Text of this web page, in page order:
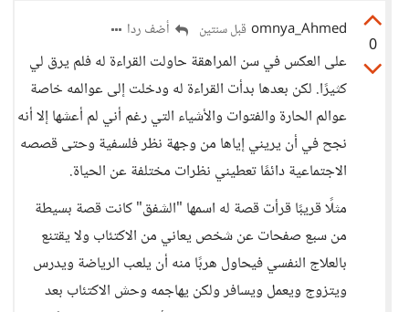
0
omnya_Ahmed قبل سنتين أضف ردا
على العكس في سن المراهقة حاولت القراءة له فلم يرق لي
كثيرًا. لكن بعدها بدأت القراءة له ودخلت إلى عوالمه خاصة
عوالم الحارة والفتوات والأشياء التي رغم أني لم أعشها إلا أنه
نجح في أن يريني إياها من وجهة نظر فلسفية وحتى قصصه
الاجتماعية دائمًا تعطيني نظرات مختلفة عن الحياة.
مثلًا قريبًا قرأت قصة له اسمها "الشفق" كانت قصة بسيطة
من سبع صفحات عن شخص يعاني من الاكتئاب ولا يقتنع
بالعلاج النفسي فيحاول هربًا منه أن يلعب الرياضة ويدرس
ويتزوج ويعمل ويسافر ولكن يهاجمه وحش الاكتئاب بعد